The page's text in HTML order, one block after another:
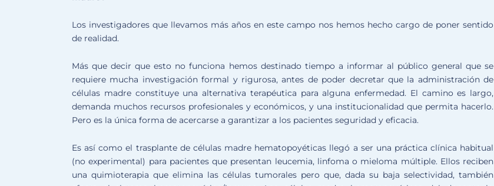
Los investigadores que llevamos más años en este campo nos hemos hecho cargo de poner sentido
de realidad.
Más que decir que esto no funciona hemos destinado tiempo a informar al público general que se
requiere mucha investigación formal y rigurosa, antes de poder decretar que la administración de
células madre constituye una alternativa terapéutica para alguna enfermedad. El camino es largo,
demanda muchos recursos profesionales y económicos, y una institucionalidad que permita hacerlo.
Pero es la única forma de acercarse a garantizar a los pacientes seguridad y eficacia.
Es así como el trasplante de células madre hematopoyéticas llegó a ser una práctica clínica habitual
(no experimental) para pacientes que presentan leucemia, linfoma o mieloma múltiple. Ellos reciben
una quimioterapia que elimina las células tumorales pero que, dada su baja selectividad, también